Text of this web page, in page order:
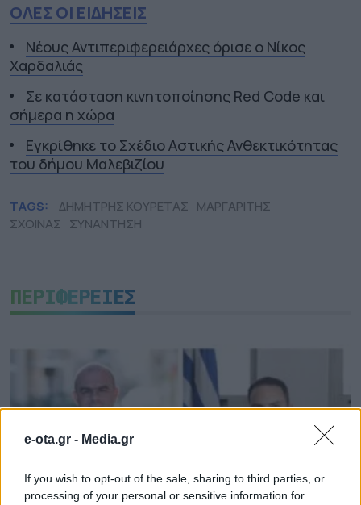
e-ota.gr - Media.gr
If you wish to opt-out of the sale, sharing to third parties, or
processing of your personal or sensitive information for
ΟΛΕΣ ΟΙ ΕΙΔΗΣΕΙΣ
Νέους Αντιπεριφερειάρχες όρισε ο Νίκος
Χαρδαλιάς
Σε κατάσταση κινητοποίησης Red Code και
σήμερα η χώρα
Εγκρίθηκε το Σχέδιο Αστικής Ανθεκτικότητας
του δήμου Μαλεβιζίου
TAGS: ΔΗΜΗΤΡΗΣ ΚΟΥΡΕΤΑΣ ΜΑΡΓΑΡΙΤΗΣ
ΣΧΟΙΝΑΣ ΣΥΝΑΝΤΗΣΗ
ΠΕΡΙΦΕΡΕΙΕΣ